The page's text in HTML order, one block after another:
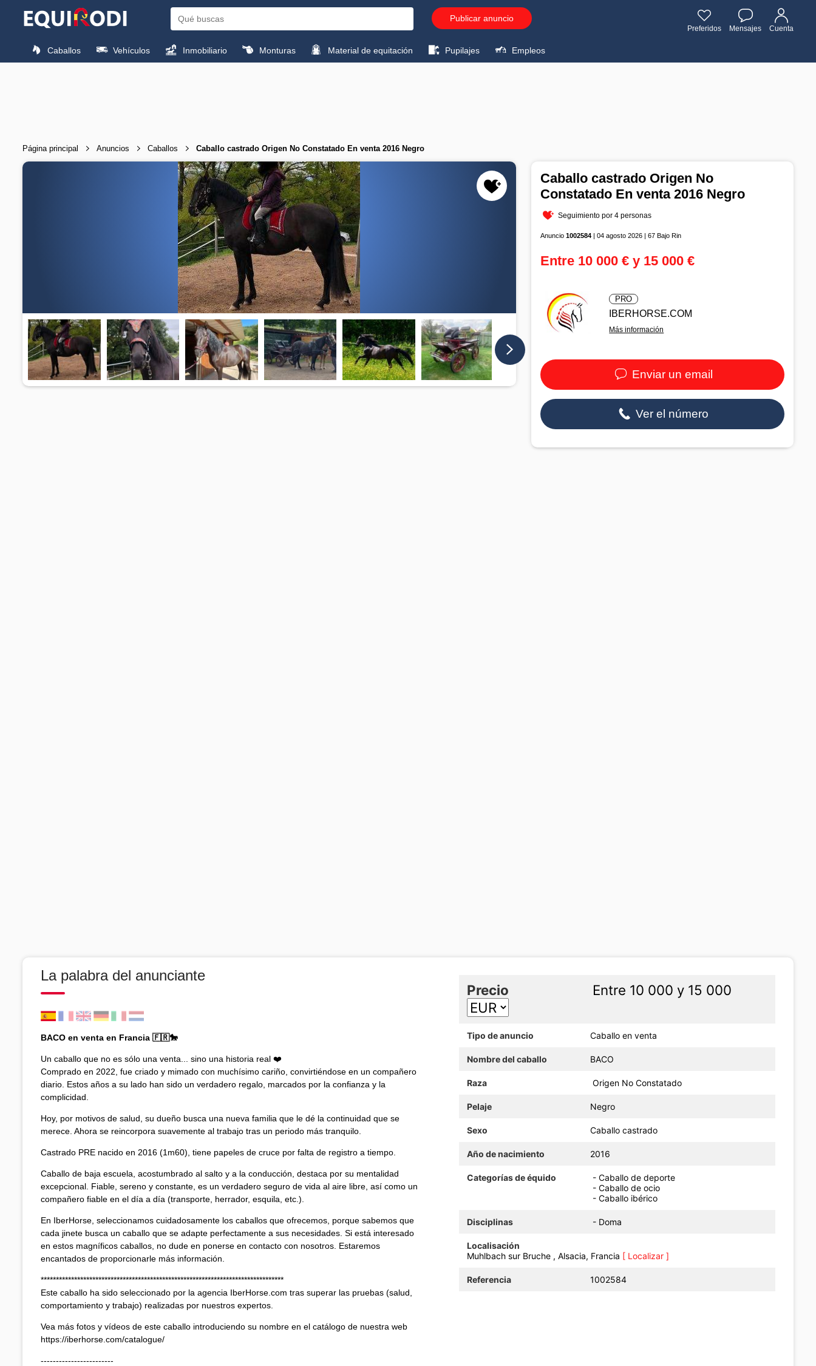
Publicar anuncio
Preferidos Mensajes Cuenta
Caballos Vehículos Inmobiliario Monturas Material de equitación Pupilajes Empleos
Página principal Anuncios Caballos Caballo castrado Origen No Constatado En venta 2016 Negro
Caballo castrado Origen No
Constatado En venta 2016 Negro
Seguimiento por 4 personas
Anuncio1002584 | 04 agosto 2026 | 67 Bajo Rin
Entre 10 000 € y 15 000 €
PRO
IBERHORSE.COM
Más información
Enviar un email
Ver el número
La palabra del anunciante
BACO en venta en Francia 🇫🇷🐎
Un caballo que no es sólo una venta... sino una historia real ❤️
Comprado en 2022, fue criado y mimado con muchísimo cariño, convirtiéndose en un compañero
diario. Estos años a su lado han sido un verdadero regalo, marcados por la confianza y la
complicidad.
Hoy, por motivos de salud, su dueño busca una nueva familia que le dé la continuidad que se
merece. Ahora se reincorpora suavemente al trabajo tras un periodo más tranquilo.
Castrado PRE nacido en 2016 (1m60), tiene papeles de cruce por falta de registro a tiempo.
Caballo de baja escuela, acostumbrado al salto y a la conducción, destaca por su mentalidad
excepcional. Fiable, sereno y constante, es un verdadero seguro de vida al aire libre, así como un
compañero fiable en el día a día (transporte, herrador, esquila, etc.).
En IberHorse, seleccionamos cuidadosamente los caballos que ofrecemos, porque sabemos que
cada jinete busca un caballo que se adapte perfectamente a sus necesidades. Si está interesado
en estos magníficos caballos, no dude en ponerse en contacto con nosotros. Estaremos
encantados de proporcionarle más información.
********************************************************************************
Este caballo ha sido seleccionado por la agencia IberHorse.com tras superar las pruebas (salud,
comportamiento y trabajo) realizadas por nuestros expertos.
Vea más fotos y vídeos de este caballo introduciendo su nombre en el catálogo de nuestra web
https://iberhorse.com/catalogue/
------------------------
Precio Entre 10 000 y 15 000
Tipo de anuncio Caballo en venta
Nombre del caballo BACO
Raza Origen No Constatado
Pelaje Negro
Sexo Caballo castrado
Año de nacimiento 2016
Categorías de équido
- Caballo de deporte
- Caballo de ocio
- Caballo ibérico
Disciplinas - Doma
Localisación
Muhlbach sur Bruche , Alsacia, Francia [ Localizar ]
Referencia 1002584